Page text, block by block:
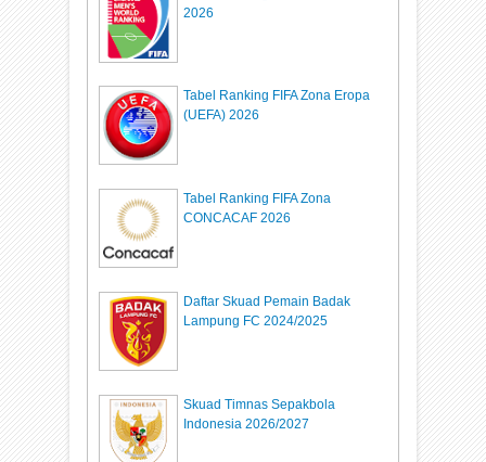
2026
Tabel Ranking FIFA Zona Eropa
(UEFA) 2026
Tabel Ranking FIFA Zona
CONCACAF 2026
Daftar Skuad Pemain Badak
Lampung FC 2024/2025
Skuad Timnas Sepakbola
Indonesia 2026/2027